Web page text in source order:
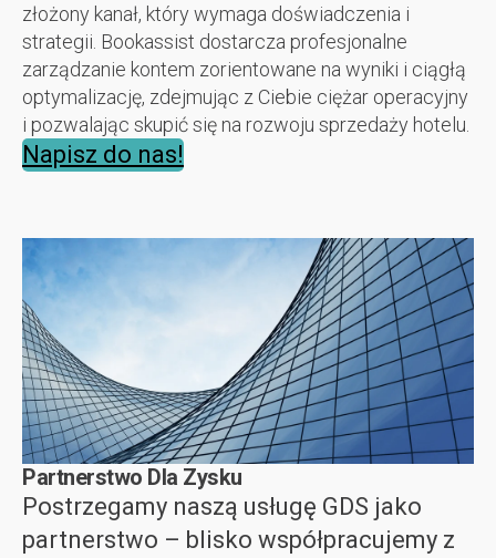
złożony kanał, który wymaga doświadczenia i
strategii. Bookassist dostarcza profesjonalne
zarządzanie kontem zorientowane na wyniki i ciągłą
optymalizację, zdejmując z Ciebie ciężar operacyjny
i pozwalając skupić się na rozwoju sprzedaży hotelu.
Napisz do nas!
Partnerstwo Dla Zysku
Postrzegamy naszą usługę GDS jako
partnerstwo – blisko współpracujemy z